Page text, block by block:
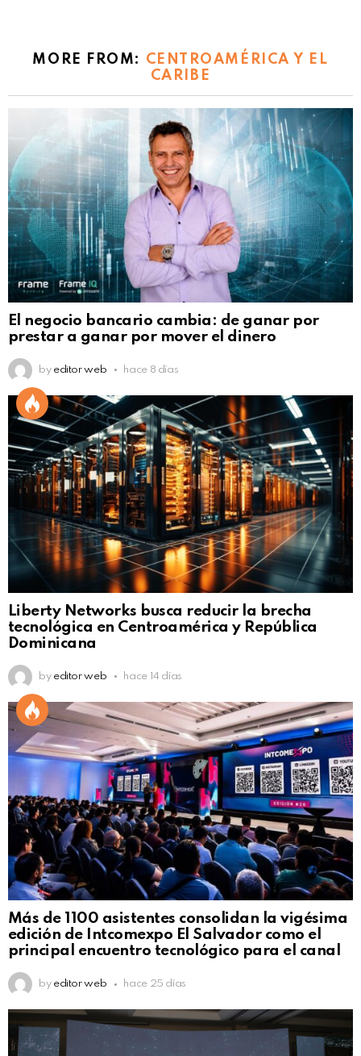
MORE FROM: CENTROAMÉRICA Y EL
CARIBE
El negocio bancario cambia: de ganar por
prestar a ganar por mover el dinero
by editor web hace 8 días
Liberty Networks busca reducir la brecha
tecnológica en Centroamérica y República
Dominicana
by editor web hace 14 días
Más de 1100 asistentes consolidan la vigésima
edición de Intcomexpo El Salvador como el
principal encuentro tecnológico para el canal
by editor web hace 25 días